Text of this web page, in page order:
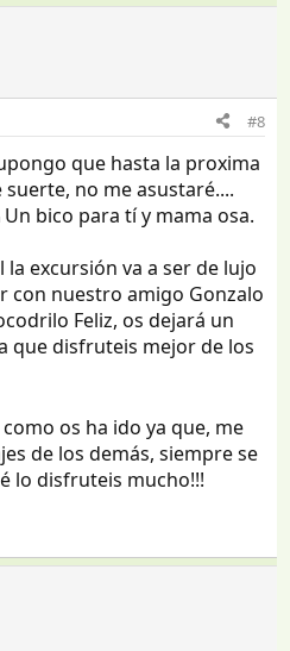
#8
que hasta la proxima
no me asustaré....
Un bico para tí y mama osa.
la excursión va a ser de lujo
con nuestro amigo Gonzalo
Feliz, os dejará un
que disfruteis mejor de los
os ha ido ya que, me
de los demás, siempre se
lo disfruteis mucho!!!